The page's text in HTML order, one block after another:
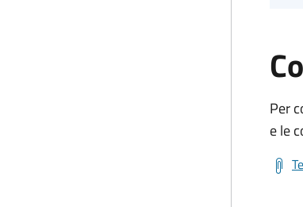
Per
e le